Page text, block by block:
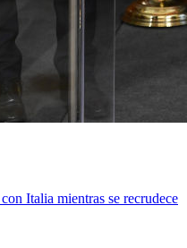
Italia mientras se recrudece